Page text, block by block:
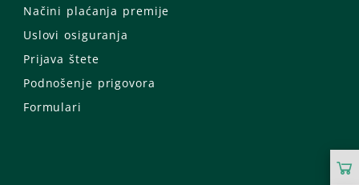
Načini plaćanja premije
Uslovi osiguranja
Prijava štete
Podnošenje prigovora
Formulari